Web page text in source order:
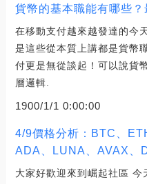
貨幣的基本職能有哪些
在移動支付越來越發達的今
是這些從本質上講都是貨幣
付更是無從談起！可以說貨
層邏輯.
1900/1/1 0:00:00
4/9價格分析：BTC、
ADA、LUNA、AVAX、
大家好歡迎來到崛起社區